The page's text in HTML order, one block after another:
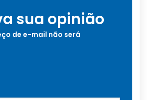
sua opinião
de e-mail não será